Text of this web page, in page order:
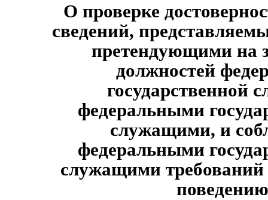
О проверке
сведений,
претендующими на
должностей
государственной
федеральными
служащими, и
федеральными
служащими
поведению